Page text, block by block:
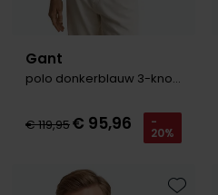
Gant
polo donkerblauw 3-knoops
€ 119,95€ 95,96 -
20%